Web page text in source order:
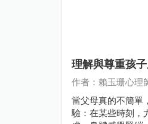
理解與尊重孩
作者：賴玉珊心理
當父母真的不簡單
驗：在某些時刻，